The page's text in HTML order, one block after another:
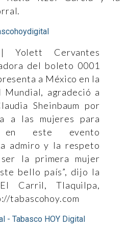
Yolett Cervantes
del boleto 0001
a México en la
Mundial, agradeció a
Sheinbaum por
a las mujeres para
en este evento
admiro y la respeto
la primera mujer
bello país”, dijo la
Carril, Tlaquilpa,
tabascohoy.com
- Tabasco HOY Digital